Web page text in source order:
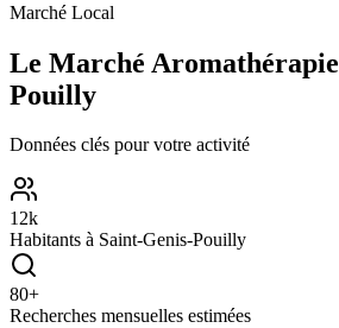
Marché Local
Le Marché Aromathérapie
Pouilly
Données clés pour votre activité
12k
Habitants à Saint-Genis-Pouilly
80+
Recherches mensuelles estimées